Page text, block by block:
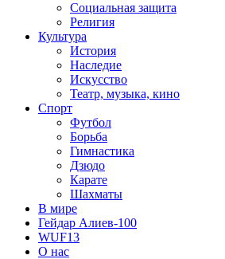
Социальная защита
Религия
Культура
История
Наследие
Искусство
Театр, музыка, кино
Спорт
Футбол
Борьба
Гимнастика
Дзюдо
Карате
Шахматы
В мире
Гейдар Алиев-100
WUF13
О нас